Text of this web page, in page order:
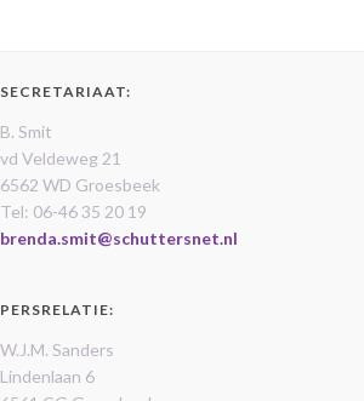
SECRETARIAAT:
B. Smit
vd Veldeweg 21
6562 WD Groesbeek
Tel: 06-46 35 20 19
brenda.smit@schuttersnet.nl
PERSRELATIE:
W.J.M. Sanders
Lindenlaan 6